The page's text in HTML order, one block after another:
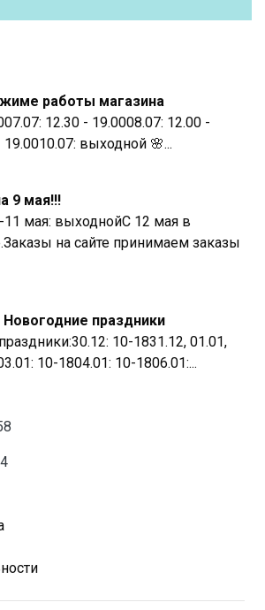
работы магазина
12.30 - 19.0008.07: 12.00 -
19.0010.07: выходной 🌸...
9 мая!!!
11 мая: выходнойС 12 мая в
на сайте принимаем заказы
праздники
10-1831.12, 01.01,
10-1804.01: 10-1806.01:...